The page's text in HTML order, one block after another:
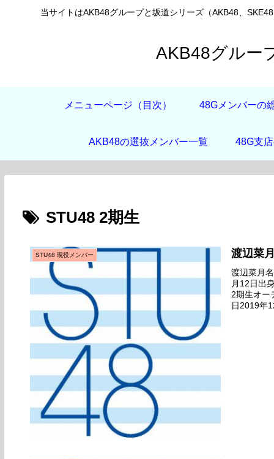
当サイトはAKB48グループと坂道シリーズ（AKB48、
AKB48グルー
メニューページ（目次） 48Gメンバーの
AKB48の選抜メンバー一覧 48G支
STU48 2期生
STU48 現役メンバー 渡辺菜
渡辺菜月
月12日出
2期生オー
日2019年